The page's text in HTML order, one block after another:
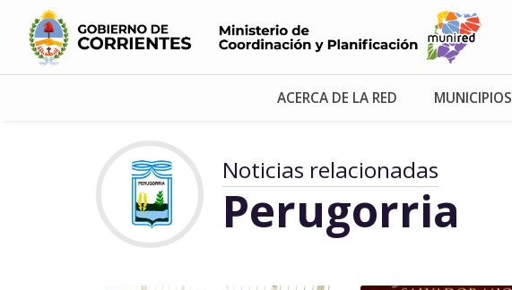
ACERCA DE LA RED MUNICIPIOS
Noticias relacionadas
Perugorria